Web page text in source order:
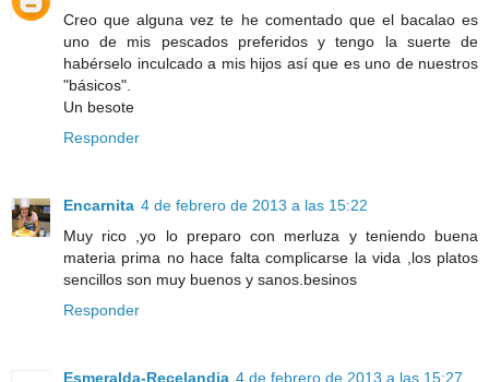
Creo que alguna vez te he comentado que el bacalao es
uno de mis pescados preferidos y tengo la suerte de
habérselo inculcado a mis hijos así que es uno de nuestros
"básicos".
Un besote
Responder
Encarnita 4 de febrero de 2013 a las 15:22
Muy rico ,yo lo preparo con merluza y teniendo buena
materia prima no hace falta complicarse la vida ,los platos
sencillos son muy buenos y sanos.besinos
Responder
Esmeralda-Recelandia 4 de febrero de 2013 a las 15:27